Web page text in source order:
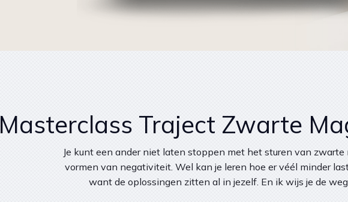
Masterclass Traject Zwarte
Je kunt een ander niet laten stoppen met het sturen van zwarte
vormen van negativiteit. Wel kan je leren hoe er véél minder
want de oplossingen zitten al in jezelf. En ik wijs je de